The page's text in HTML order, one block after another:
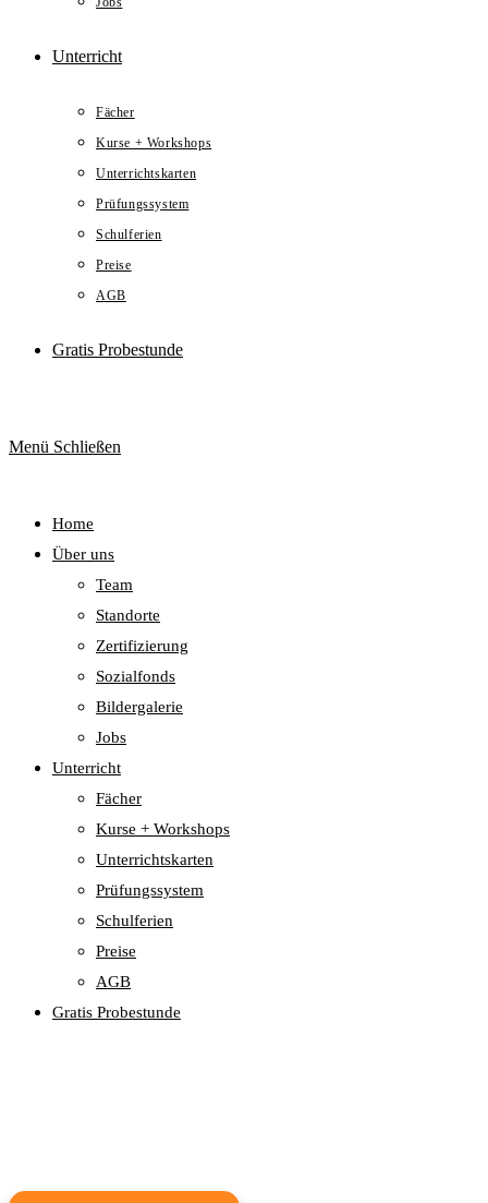
Unterricht
Fächer
Kurse + Workshops
Unterrichtskarten
Prüfungssystem
Schulferien
Preise
AGB
Gratis Probestunde
Menü Schließen
Home
Über uns
Team
Standorte
Zertifizierung
Sozialfonds
Bildergalerie
Jobs
Unterricht
Fächer
Kurse + Workshops
Unterrichtskarten
Prüfungssystem
Schulferien
Preise
AGB
Gratis Probestunde